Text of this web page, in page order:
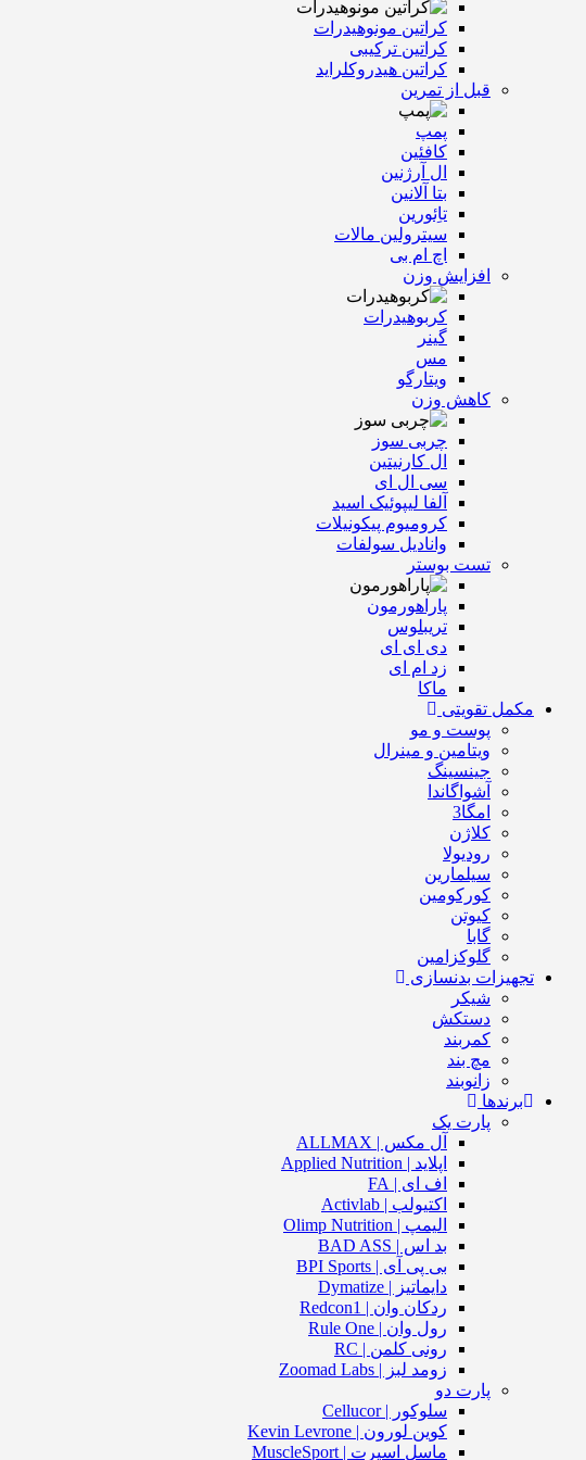
کراتین مونوهیدرات
کراتین ترکیبی
کراتین هیدروکلراید
قبل از تمرین
پمپ
کافئین
ال آرژنین
بتا آلانین
تاِئورین
سیترولین مالات
اچ ام بی
افزایش وزن
کربوهیدرات
گینر
مس
ویتارگو
کاهش وزن
چربی سوز
ال کارنیتین
سی ال ای
آلفا لیپوئیک اسید
کرومیوم پیکونیلات
وانادیل سولفات
تست بوستر
پاراهورمون
تریبلوس
دی ای ای
زد ام ای
ماکا
مکمل تقویتی
پوست و مو
ویتامین و مینرال
جینسینگ
آشواگاندا
امگا3
کلاژن
رودیولا
سیلمارین
کورکومین
کیوتن
گابا
گلوکزامین
تجهیزات بدنسازی
شیکر
دستکش
کمربند
مچ بند
زانوبند
برندها
پارت یک
آل مکس | ALLMAX
اپلاید | Applied Nutrition
اف ای | FA
اکتیولب | Activlab
الیمپ | Olimp Nutrition
بد اس | BAD ASS
بی پی آی | BPI Sports
دایماتیز | Dymatize
ردکان وان | Redcon1
رول وان | Rule One
رونی کلمن | RC
زومد لبز | Zoomad Labs
پارت دو
سلوکور | Cellucor
کوین لورون | Kevin Levrone
ماسل اسپرت | MuscleSport